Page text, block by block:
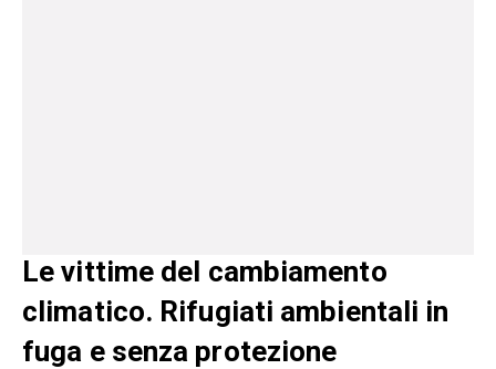
Le vittime del cambiamento
climatico. Rifugiati ambientali in
fuga e senza protezione